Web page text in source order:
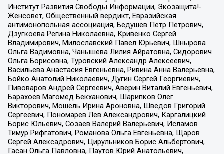
Институт Развития Свободы Информации, Экозащита!-
Женсовет, Общественный вердикт, Евразийская
антимонопольная ассоциация, Бедушев Петр Петрович,
Дзугкоева Регина Николаевна, Кривенко Сергей
Владимирович, Милославский Павел Юрьевич, Шнырова
Ольга Вадимовна, Чанышева Лилия Айратовна, Сидорович
Ольга Борисовна, Туровский Александр Алексеевич,
Васильева Анастасия Евгеньевна, Ривина Анна Валерьевна,
Бойко Анатолий Николаевич, Дугин Сергей Георгиевич,
Пивоваров Андрей Сергеевич, Аверин Виталий Евгеньевич,
Барахоев Магомед Бекханович, Шарипков Олег
Викторович, Мошель Ирина Ароновна, Шведов Григорий
Сергеевич, Пономарев Лев Александрович, Каргалицкий
Борис Юльевич, Созаев Валерий Валерьевич, Исламов
Тимур Рифгатович, Романова Ольга Евгеньевна, Щаров
Сергей Алексадрович, Цирульников Борис Альбертович,
Гасан Ольга Павловна, Паутов Юрий Анатольевич,